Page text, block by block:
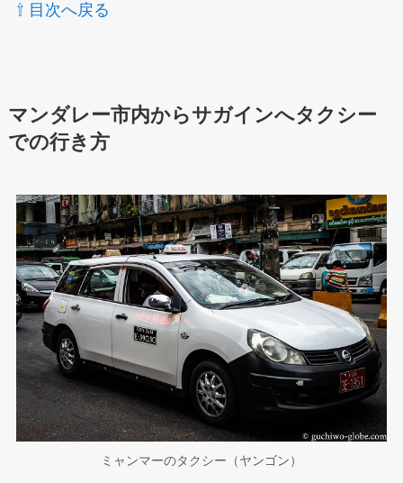
⇧ 目次へ戻る
マンダレー市内からサガインへタクシー
での行き方
ミャンマーのタクシー（ヤンゴン）